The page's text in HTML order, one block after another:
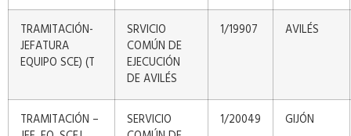
TRAMITACIÓN-
JEFATURA
EQUIPO SCE) (T
SRVICIO
COMÚN DE
EJECUCIÓN
DE AVILÉS
1/19907 AVILÉS
TRAMITACIÓN –
SERVICIO
1/20049 GIJÓN